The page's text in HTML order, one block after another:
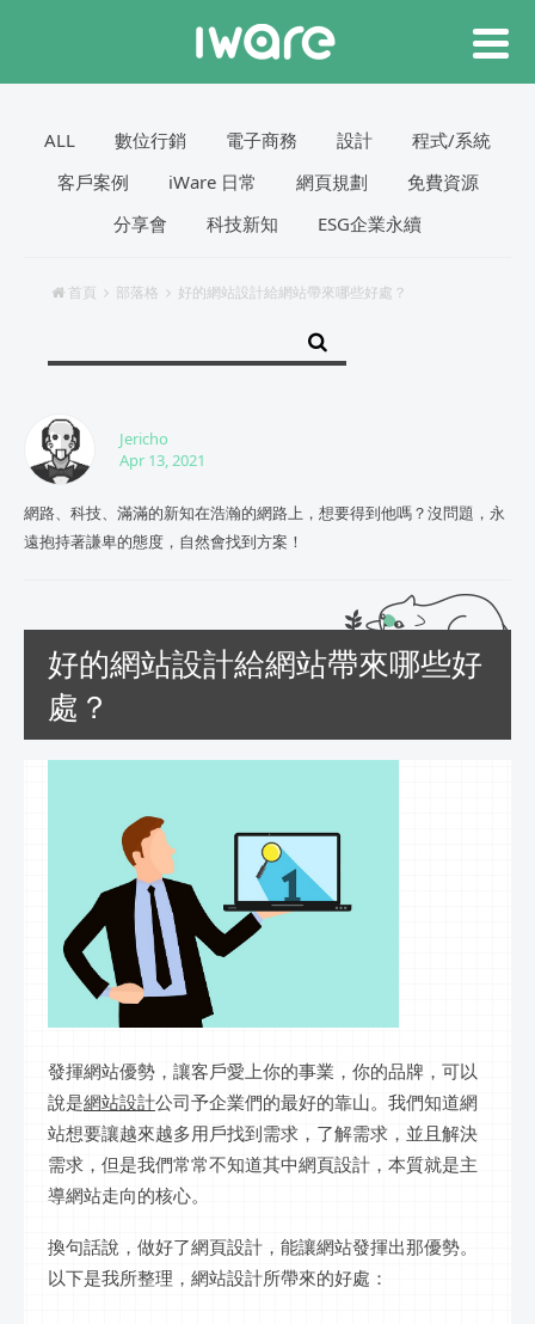
ALL 數位行銷 電子商務 設計
程式/系統
客戶案例
iWare 日常 網頁規劃
免費資源
分享會
科技新知 ESG企業永續
首頁 部落格 好的網站設計給網站帶來哪些好處？
Jericho
Apr 13, 2021
網路、科技、滿滿的新知在浩瀚的網路上，想要得到他嗎？沒問題，永
遠抱持著謙卑的態度，自然會找到方案！
好的網站設計給網站帶來哪些好
處？
發揮網站優勢，讓客戶愛上你的事業，你的品牌，可以
說是網站設計公司予企業們的最好的靠山。我們知道網
站想要讓越來越多用戶找到需求，了解需求，並且解決
需求，但是我們常常不知道其中網頁設計，本質就是主
導網站走向的核心。
換句話說，做好了網頁設計，能讓網站發揮出那優勢。
以下是我所整理，網站設計所帶來的好處：